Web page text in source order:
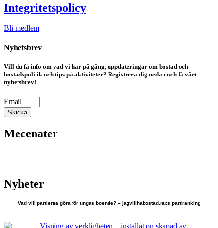
Integritetspolicy
Bli medlem
Nyhetsbrev
Vill du få info om vad vi har på gång, uppdateringar om bostad och
bostadspolitik och tips på aktiviteter? Registrera dig nedan och få vårt
nyhetsbrev!
Email
Skicka
Mecenater
Nyheter
Vad vill partierna göra för ungas boende? – jagvillhabostad.nu:s partiranking